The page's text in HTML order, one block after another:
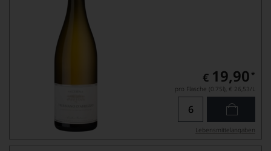
€ 19,90 *
pro Flasche (0.75l), € 26,53/L
Lebensmittel­angaben